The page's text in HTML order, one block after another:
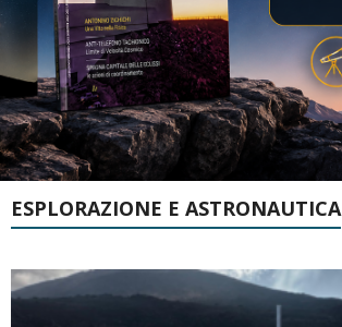
ESPLORAZIONE E ASTRONAUTICA